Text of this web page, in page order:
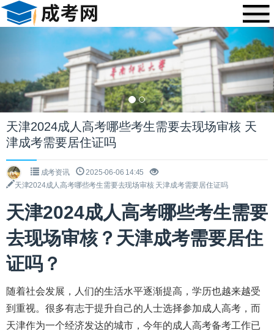
Previous
天津2024成人高考哪些考生需要去现场审核 天
津成考需要居住证吗
成考资讯
2025-06-06 14:45
天津2024成人高考哪些考生需要去现场审核 天津成考需要居住证吗
天津2024成人高考哪些考生需要
去现场审核？天津成考需要居住
证吗？
随着社会发展，人们的生活水平逐渐提高，学历也越来越受
到重视。很多有志于提升自己的人士选择参加成人高考，而
天津作为一个经济发达的城市，今年的成人高考备考工作已